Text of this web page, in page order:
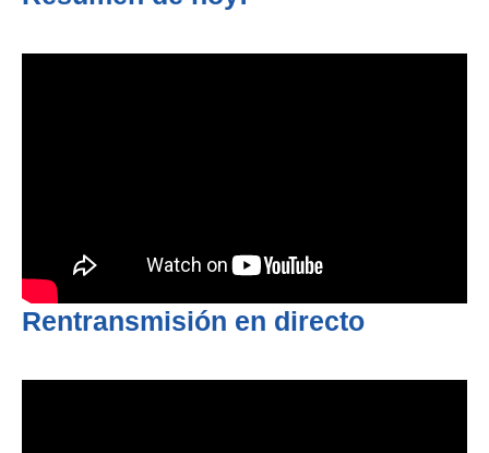
Rentransmisión en directo